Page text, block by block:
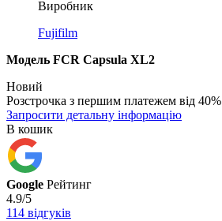
Виробник
Fujifilm
Модель FCR Capsula XL2
Новий
Розстрочка з першим платежем від 40%
Запросити детальну інформацію
В кошик
Google Рейтинг
4.9/5
114 відгуків